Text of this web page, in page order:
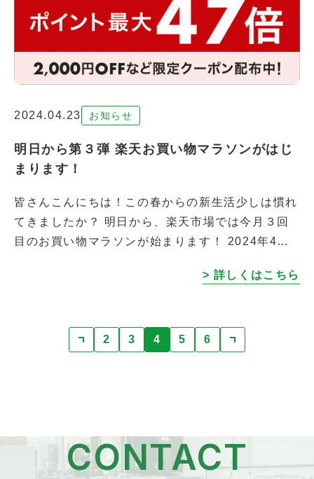
2024.04.23 お知らせ
明日から第３弾 楽天お買い物マラソンがはじ
まります！
皆さんこんにちは！この春からの新生活少しは慣れ
てきましたか？ 明日から、楽天市場では今月３回
目のお買い物マラソンが始まります！ 2024年4月
> 詳しくはこちら
2 3 4 5 6
CONTACT